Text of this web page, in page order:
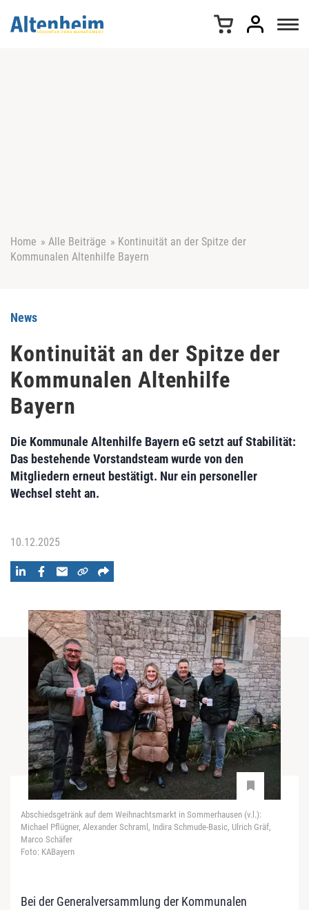
Home » Alle Beiträge » Kontinuität an der Spitze der
Kommunalen Altenhilfe Bayern
News
Kontinuität an der Spitze der
Kommunalen Altenhilfe
Bayern
Die Kommunale Altenhilfe Bayern eG setzt auf Stabilität:
Das bestehende Vorstandsteam wurde von den
Mitgliedern erneut bestätigt. Nur ein personeller
Wechsel steht an.
10.12.2025
Abschiedsgetränk auf dem Weihnachtsmarkt in Sommerhausen (v.l.):
Michael Pflügner, Alexander Schraml, Indira Schmude-Basic, Ulrich Gräf,
Marco Schäfer
Foto: KABayern
Bei der Generalversammlung der Kommunalen